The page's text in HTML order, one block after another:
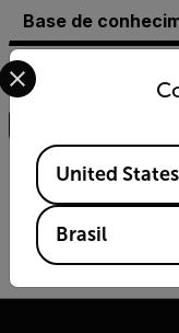
Base de
Busca
Select your
Available Locations
United States
Brasil